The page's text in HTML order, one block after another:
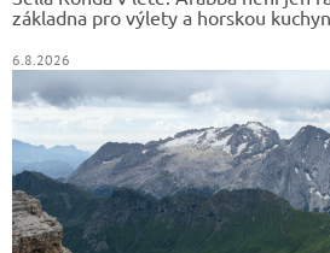
základna pro výlety a horskou
6.8.2026